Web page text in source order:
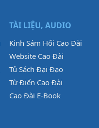
TÀI LIỆU, AUDIO
Kinh Sám Hối Cao Đài
Website Cao Đài
Tủ Sách Đại Đạo
Từ Điển Cao Đài
Cao Đài E-Book